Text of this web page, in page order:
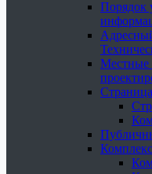
Порядок
Местные